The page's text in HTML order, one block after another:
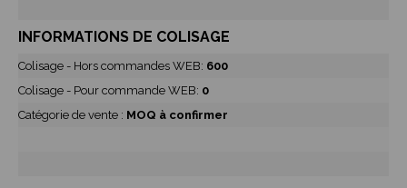
INFORMATIONS DE COLISAGE
Colisage - Hors commandes WEB: 600
Colisage - Pour commande WEB: 0
Catégorie de vente : MOQ à confirmer